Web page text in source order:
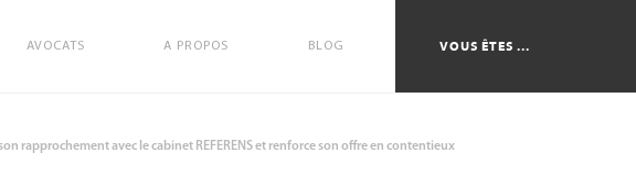
AVOCATS A PROPOS BLOG VOUS ÊTES ...
rapprochement avec le cabinet REFERENS et renforce son offre en contentieux